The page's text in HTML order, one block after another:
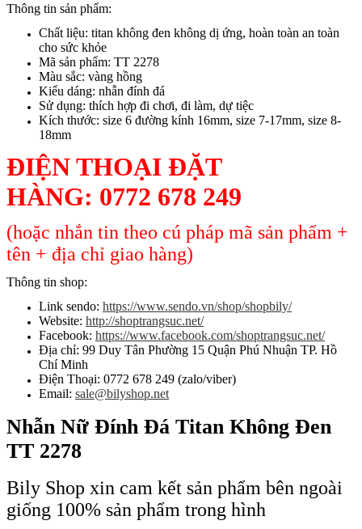
Thông tin sản phẩm:
Chất liệu: titan không đen không dị ứng, hoàn toàn an toàn
cho sức khỏe
Mã sản phẩm: TT 2278
Màu sắc: vàng hồng
Kiểu dáng: nhẫn đính đá
Sử dụng: thích hợp đi chơi, đi làm, dự tiệc
Kích thước: size 6 đường kính 16mm, size 7-17mm, size 8-
18mm
ĐIỆN THOẠI ĐẶT
HÀNG: 0772 678 249
(hoặc nhắn tin theo cú pháp mã sản phẩm +
tên + địa chỉ giao hàng)
Thông tin shop:
Link sendo: https://www.sendo.vn/shop/shopbily/
Website: http://shoptrangsuc.net/
Facebook: https://www.facebook.com/shoptrangsuc.net/
Địa chỉ: 99 Duy Tân Phường 15 Quận Phú Nhuận TP. Hồ
Chí Minh
Điện Thoại: 0772 678 249 (zalo/viber)
Email: sale@bilyshop.net
Nhẫn Nữ Đính Đá Titan Không Đen
TT 2278
Bily Shop xin cam kết sản phẩm bên ngoài
giống 100% sản phẩm trong hình